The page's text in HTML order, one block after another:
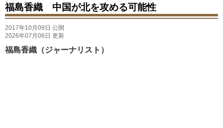
福島香織 中国が北を攻める可能性
2017年10月09日 公開
2026年07月06日 更新
福島香織（ジャーナリスト）